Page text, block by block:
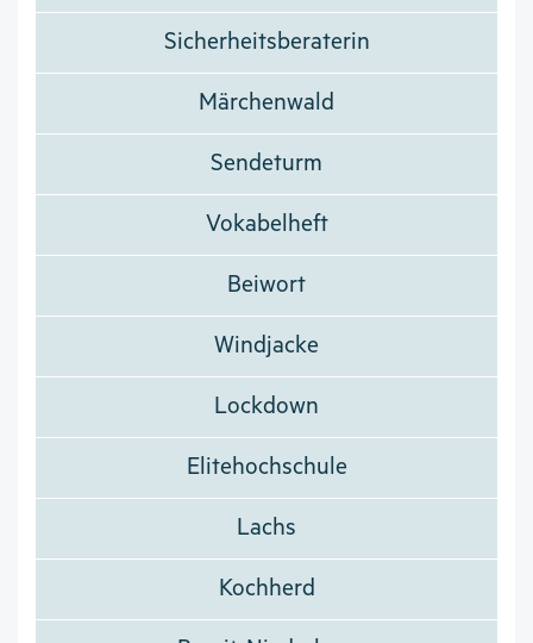
Sicherheitsberaterin
Märchenwald
Sendeturm
Vokabelheft
Beiwort
Windjacke
Lockdown
Elitehochschule
Lachs
Kochherd